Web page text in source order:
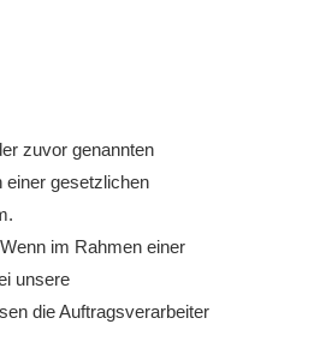
zuvor genannten
einer gesetzlichen
im Rahmen einer
unsere
die Auftragsverarbeiter